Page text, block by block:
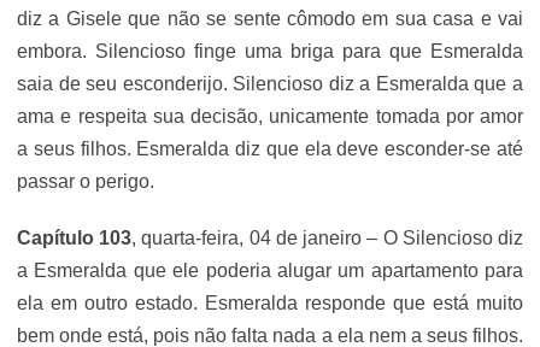
diz a Gisele que não se sente cômodo em sua casa e vai
embora. Silencioso finge uma briga para que Esmeralda
saia de seu esconderijo. Silencioso diz a Esmeralda que a
ama e respeita sua decisão, unicamente tomada por amor
a seus filhos. Esmeralda diz que ela deve esconder-se até
passar o perigo.
Capítulo 103, quarta-feira, 04 de janeiro – O Silencioso diz
a Esmeralda que ele poderia alugar um apartamento para
ela em outro estado. Esmeralda responde que está muito
bem onde está, pois não falta nada a ela nem a seus filhos.